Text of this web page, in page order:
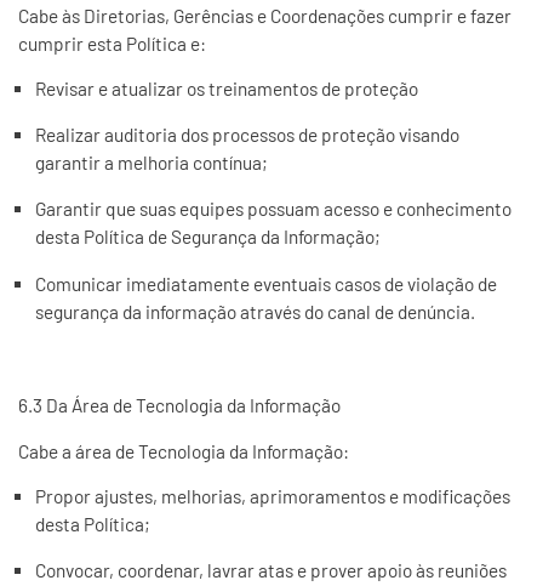
Cabe às Diretorias, Gerências e Coordenações cumprir e fazer
cumprir esta Política e:
Revisar e atualizar os treinamentos de proteção
Realizar auditoria dos processos de proteção visando
garantir a melhoria contínua;
Garantir que suas equipes possuam acesso e conhecimento
desta Política de Segurança da Informação;
Comunicar imediatamente eventuais casos de violação de
segurança da informação através do canal de denúncia.
6.3 Da Área de Tecnologia da Informação
Cabe a área de Tecnologia da Informação:
Propor ajustes, melhorias, aprimoramentos e modificações
desta Política;
Convocar, coordenar, lavrar atas e prover apoio às reuniões